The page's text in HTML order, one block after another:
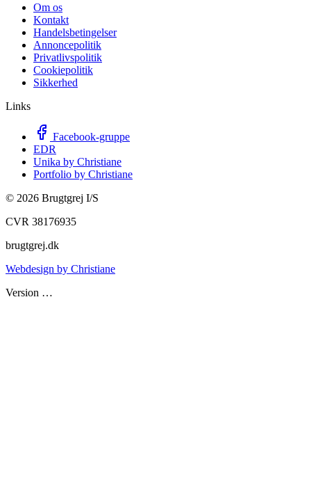
Om os
Kontakt
Handelsbetingelser
Annoncepolitik
Privatlivspolitik
Cookiepolitik
Sikkerhed
Links
Facebook-gruppe
EDR
Unika by Christiane
Portfolio by Christiane
© 2026 Brugtgrej I/S
CVR 38176935
brugtgrej.dk
Webdesign by Christiane
Version …